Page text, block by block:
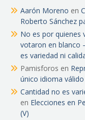
Aarón Moreno en
Roberto Sánchez
No es por quienes
votaron en blanco
es variedad ni
Pamisforos en
único idioma
Cantidad no es
en Elecciones en
(V)